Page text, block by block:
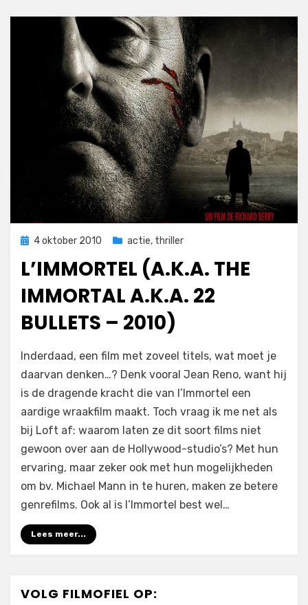
Geplaatst
4 oktober 2010 actie, thriller
L’IMMORTEL (A.K.A. THE
IMMORTAL A.K.A. 22
BULLETS – 2010)
door Filmofiel.nl
1 reactie
(a.k.a.
The
Immortal
a.k.a.
Bullets
–
2010)
Inderdaad, een film met zoveel titels, wat moet je
daarvan denken…? Denk vooral Jean Reno, want hij
is de dragende kracht die van l’Immortel een
aardige wraakfilm maakt. Toch vraag ik me net als
bij Loft af: waarom laten ze dit soort films niet
gewoon over aan de Hollywood-studio’s? Met hun
ervaring, maar zeker ook met hun mogelijkheden
om bv. Michael Mann in te huren, maken ze betere
genrefilms. Ook al is l’Immortel best wel…
Lees meer...
VOLG FILMOFIEL OP: